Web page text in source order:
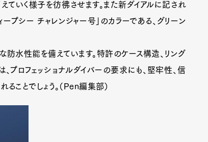
いく様子を彷彿させます。また新ダイアルに記され
プシー チャレンジャー号」のカラーである、グリーン
防水性能を備えています。特許のケース構造、リング
プロフェッショナルダイバーの要求にも、堅牢性、信
ことでしょう。（Pen編集部）